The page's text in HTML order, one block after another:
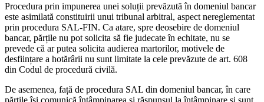
Procedura prin impunerea unei soluții prevăzută în domeniul bancar
este asimilată constituirii unui tribunal arbitral, aspect nereglementat
prin procedura SAL-FIN. Ca atare, spre deosebire de domeniul
bancar, părțile nu pot solicita să fie judecate în echitate, nu se
prevede că ar putea solicita audierea martorilor, motivele de
desființare a hotărârii nu sunt limitate la cele prevăzute de art. 608
din Codul de procedură civilă.
De asemenea, față de procedura SAL din domeniul bancar, în care
părțile își comunică întâmpinarea și răspunsul la întâmpinare și sunt